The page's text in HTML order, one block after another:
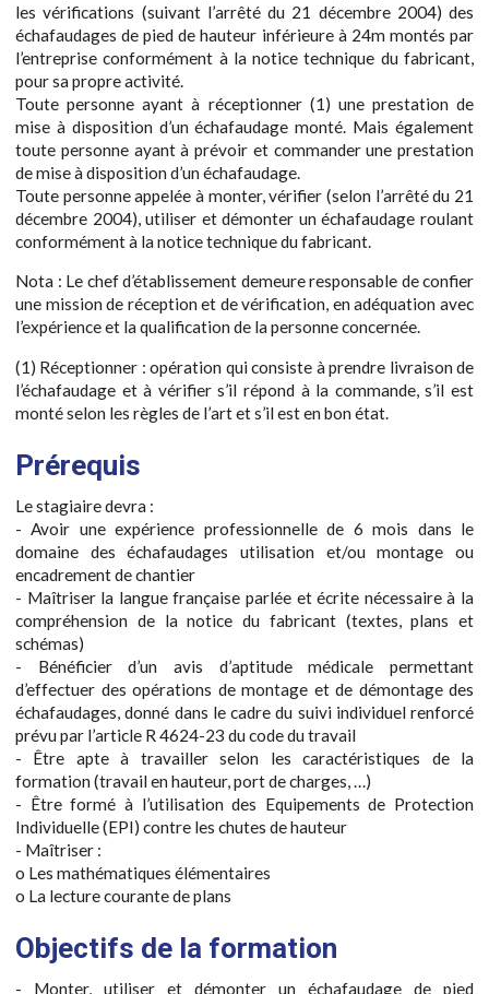
les vérifications (suivant l’arrêté du 21 décembre 2004) des
échafaudages de pied de hauteur inférieure à 24m montés par
l’entreprise conformément à la notice technique du fabricant,
pour sa propre activité.
Toute personne ayant à réceptionner (1) une prestation de
mise à disposition d’un échafaudage monté. Mais également
toute personne ayant à prévoir et commander une prestation
de mise à disposition d’un échafaudage.
Toute personne appelée à monter, vérifier (selon l’arrêté du 21
décembre 2004), utiliser et démonter un échafaudage roulant
conformément à la notice technique du fabricant.
Nota : Le chef d’établissement demeure responsable de confier
une mission de réception et de vérification, en adéquation avec
l’expérience et la qualification de la personne concernée.
(1) Réceptionner : opération qui consiste à prendre livraison de
l’échafaudage et à vérifier s’il répond à la commande, s’il est
monté selon les règles de l’art et s’il est en bon état.
Prérequis
Le stagiaire devra :
- Avoir une expérience professionnelle de 6 mois dans le
domaine des échafaudages utilisation et/ou montage ou
encadrement de chantier
- Maîtriser la langue française parlée et écrite nécessaire à la
compréhension de la notice du fabricant (textes, plans et
schémas)
- Bénéficier d’un avis d’aptitude médicale permettant
d’effectuer des opérations de montage et de démontage des
échafaudages, donné dans le cadre du suivi individuel renforcé
prévu par l’article R 4624-23 du code du travail
- Être apte à travailler selon les caractéristiques de la
formation (travail en hauteur, port de charges, …)
- Être formé à l’utilisation des Equipements de Protection
Individuelle (EPI) contre les chutes de hauteur
- Maîtriser :
o Les mathématiques élémentaires
o La lecture courante de plans
Objectifs de la formation
- Monter, utiliser et démonter un échafaudage de pied